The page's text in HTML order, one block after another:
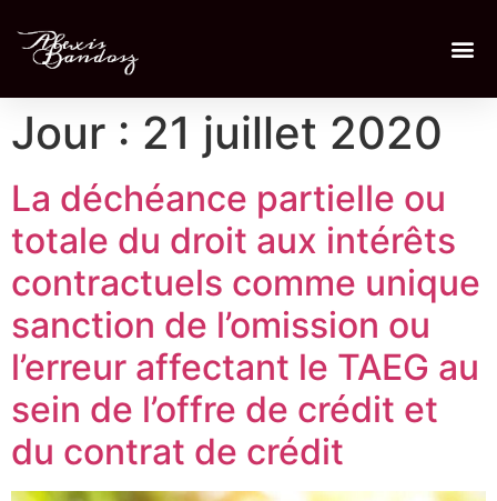
Jour : 21 juillet 2020
La déchéance partielle ou
totale du droit aux intérêts
contractuels comme unique
sanction de l’omission ou
l’erreur affectant le TAEG au
sein de l’offre de crédit et
du contrat de crédit